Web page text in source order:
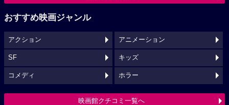
おすすめ映画ジャンル
アクション アニメーション
SF キッズ
コメディ ホラー
映画館クチコミ一覧へ